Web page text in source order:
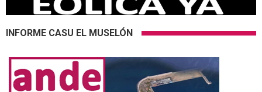
INFORME CASU EL MUSELÓN